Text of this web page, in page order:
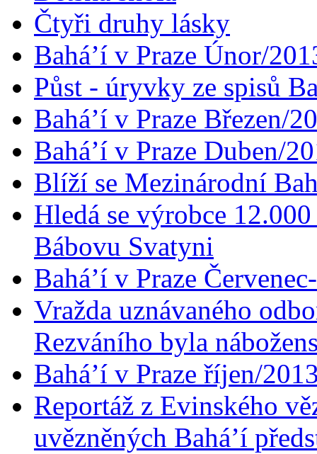
Čtyři druhy lásky
Bahá’í v Praze Únor/
Půst - úryvky ze spisů
Bahá’í v Praze Březen/
Bahá’í v Praze Duben/
Blíží se Mezinárodní
Hledá se výrobce
Bábovu Svatyni
Bahá’í v Praze
Vražda uznávaného
Rezváního byla
Bahá’í v Praze říjen/
Reportáž z Evinského
uvězněných Bahá’í